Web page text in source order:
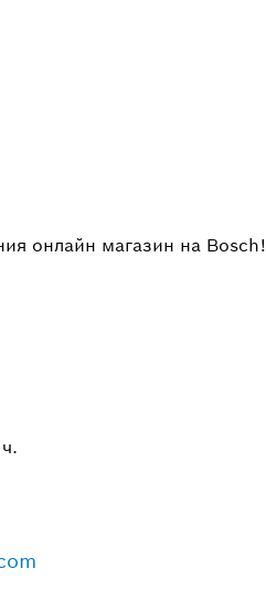
онлайн магазин на Bosch!